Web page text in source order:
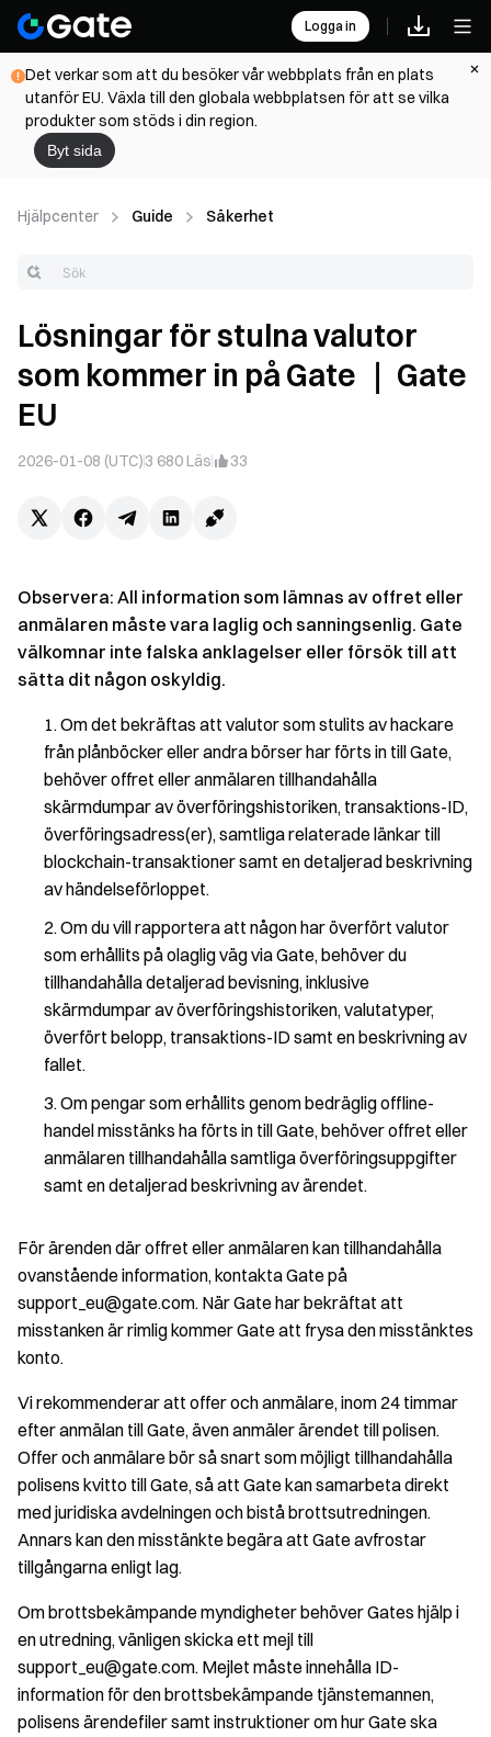
Logga in
Det verkar som att du besöker vår webbplats från en plats
utanför EU. Växla till den globala webbplatsen för att se vilka
produkter som stöds i din region.
Byt sida
Hjälpcenter Guide Säkerhet
Lösningar för stulna valutor
som kommer in på Gate ｜ Gate
EU
2026-01-08 (UTC)3 680 Läs 33
Observera: All information som lämnas av offret eller
anmälaren måste vara laglig och sanningsenlig. Gate
välkomnar inte falska anklagelser eller försök till att
sätta dit någon oskyldig.
Om det bekräftas att valutor som stulits av hackare
från plånböcker eller andra börser har förts in till Gate,
behöver offret eller anmälaren tillhandahålla
skärmdumpar av överföringshistoriken, transaktions-ID,
överföringsadress(er), samtliga relaterade länkar till
blockchain-transaktioner samt en detaljerad beskrivning
av händelseförloppet.
Om du vill rapportera att någon har överfört valutor
som erhållits på olaglig väg via Gate, behöver du
tillhandahålla detaljerad bevisning, inklusive
skärmdumpar av överföringshistoriken, valutatyper,
överfört belopp, transaktions-ID samt en beskrivning av
fallet.
Om pengar som erhållits genom bedräglig offline-
handel misstänks ha förts in till Gate, behöver offret eller
anmälaren tillhandahålla samtliga överföringsuppgifter
samt en detaljerad beskrivning av ärendet.
För ärenden där offret eller anmälaren kan tillhandahålla
ovanstående information, kontakta Gate på
support_eu@gate.com. När Gate har bekräftat att
misstanken är rimlig kommer Gate att frysa den misstänktes
konto.
Vi rekommenderar att offer och anmälare, inom 24 timmar
efter anmälan till Gate, även anmäler ärendet till polisen.
Offer och anmälare bör så snart som möjligt tillhandahålla
polisens kvitto till Gate, så att Gate kan samarbeta direkt
med juridiska avdelningen och bistå brottsutredningen.
Annars kan den misstänkte begära att Gate avfrostar
tillgångarna enligt lag.
Om brottsbekämpande myndigheter behöver Gates hjälp i
en utredning, vänligen skicka ett mejl till
support_eu@gate.com. Mejlet måste innehålla ID-
information för den brottsbekämpande tjänstemannen,
polisens ärendefiler samt instruktioner om hur Gate ska